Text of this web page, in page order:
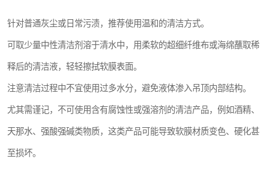
针对普通灰尘或日常污渍，推荐使用温和的清洁方式。
可取少量中性清洁剂溶于清水中，用柔软的超细纤维布或海绵蘸取稀
释后的清洁液，轻轻擦拭软膜表面。
注意清洁过程中不宜使用过多水分，避免液体渗入吊顶内部结构。
尤其需谨记，不可使用含有腐蚀性或强溶剂的清洁产品，例如酒精、
天那水、强酸强碱类物质，这类产品可能导致软膜材质变色、硬化甚
至损坏。